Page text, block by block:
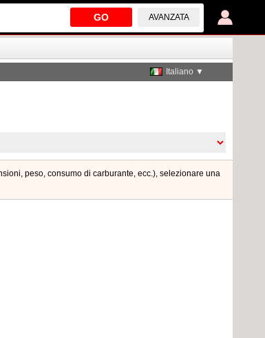
GO AVANZATA
Italiano ▼
peso, consumo di carburante, ecc.), selezionare una